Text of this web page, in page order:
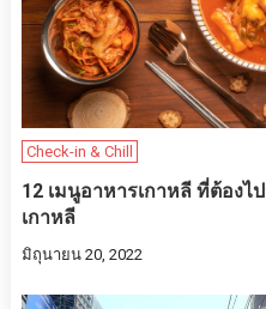
Check-in & Chill
12 เมนูอาหารเกาหลี ที่ต้องไ
เกาหลี
มิถุนายน 20, 2022